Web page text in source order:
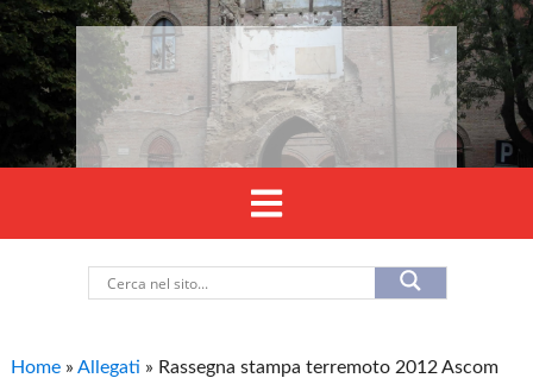
Home »Allegati » Rassegna stampa terremoto 2012 Ascom